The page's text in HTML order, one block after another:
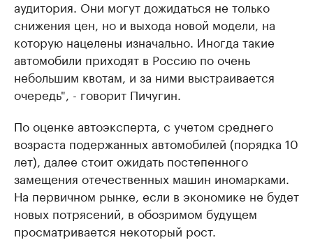
аудитория. Они могут дожидаться не только
снижения цен, но и выхода новой модели, на
которую нацелены изначально. Иногда такие
автомобили приходят в Россию по очень
небольшим квотам, и за ними выстраивается
очередь", - говорит Пичугин.
По оценке автоэксперта, с учетом среднего
возраста подержанных автомобилей (порядка 10
лет), далее стоит ожидать постепенного
замещения отечественных машин иномарками.
На первичном рынке, если в экономике не будет
новых потрясений, в обозримом будущем
просматривается некоторый рост.